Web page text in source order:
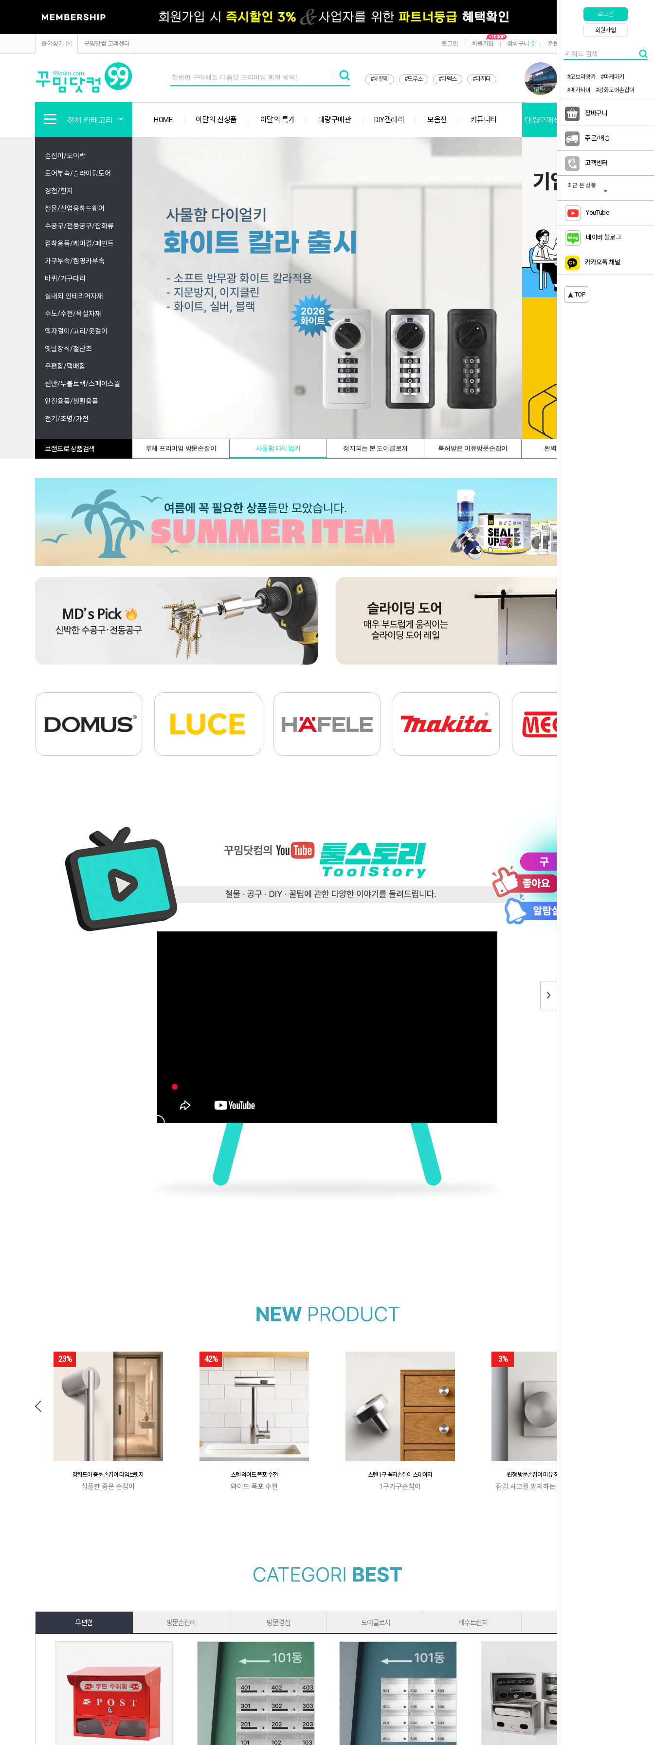
즐겨찾기 꾸밈닷컴 고객센터 로그인 회원가입 장바구니 0 주문/배송
#헤펠레 #도무스 #아덱스 #마끼다
전체 카테고리 HOME 이달의 신상품 이달의 특가 대량구매관 DIY갤러리 모음전 커뮤니티 대량구매신청
로그인
회원가입
#코브라앙카
#마케마키
#메가타이
#강화도어손잡이
장바구니
주문/배송
고객센터
최근 본 상품
YouTube
네이버 블로그
카카오톡 채널
TOP
손잡이/도어락
도어부속/슬라이딩도어
경첩/힌지
철물/산업용하드웨어
수공구/전동공구/잡화류
접착용품/케미컬/페인트
가구부속/캠핑카부속
바퀴/가구다리
실내외 인테리어자재
수도/수전/욕실자재
액자걸이/고리/옷걸이
옛날장식/철단조
우편함/택배함
선반/무볼트랙/스페이스월
안전용품/생활용품
전기/조명/가전
브랜드로 상품검색 루체 프리미엄 방문손잡이 사물함 다이얼키 정지되는 본 도어클로저 특허받은 미유방문손잡이 완벽차단/싱크가드
23%
강화도어 중문 손잡이 타임브릿지
심플한 중문 손잡이
42%
스텐 와이드 폭포 수전
와이드 폭포 수전
스텐 1구 꼭지손잡이 스테이지
1구가구손잡이
3%
원형 방문손잡이 미유 잠김 사고 방지
잠김 사고를 방지하는 특허 캐치박스
우편함 방문손잡이 방문경첩 도어클로저 배수트렌치